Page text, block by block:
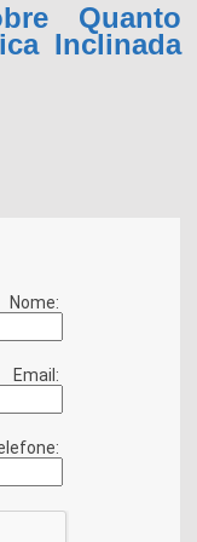
Quanto
Inclinada
Nome:
Email: